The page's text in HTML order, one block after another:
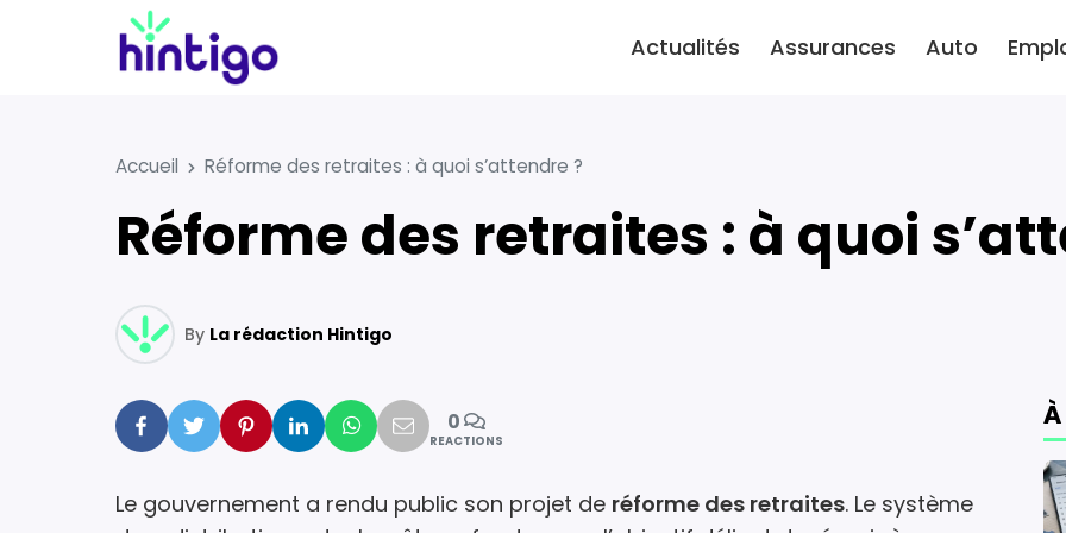
Actualités Assurances Auto
Accueil Réforme des retraites : à quoi s’attendre ?
Réforme des retraites : à quoi
By La rédaction Hintigo
Facebook
Twitter PinterestLinkedinWhatsapp
Mail0
REACTIONS
Le gouvernement a rendu public son projet de réforme des retraites. Le système